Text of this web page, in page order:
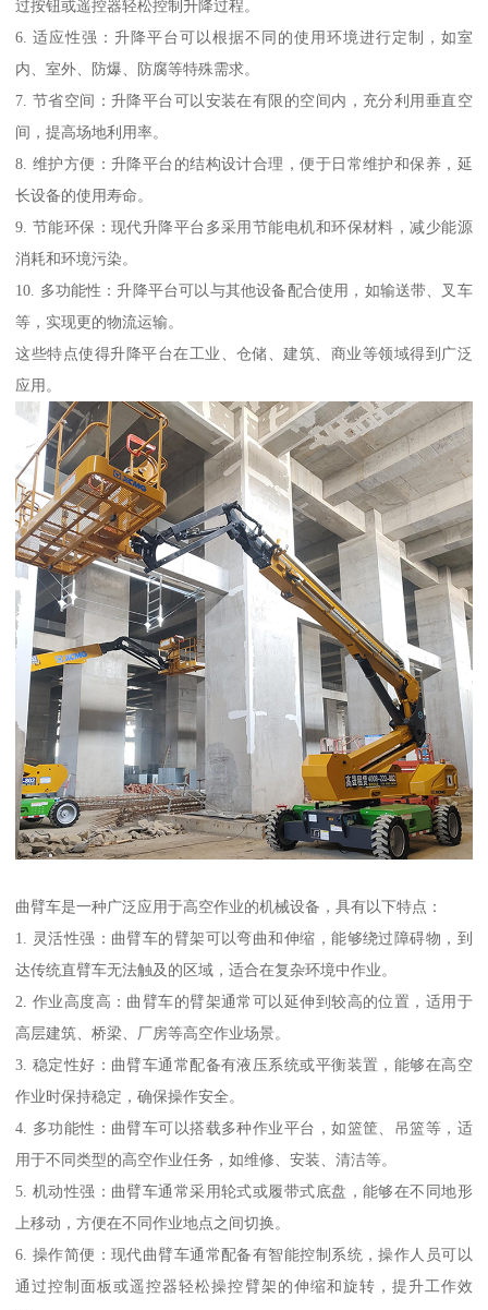
过按钮或遥控器轻松控制升降过程。
6. 适应性强：升降平台可以根据不同的使用环境进行定制，如室
内、室外、防爆、防腐等特殊需求。
7. 节省空间：升降平台可以安装在有限的空间内，充分利用垂直空
间，提高场地利用率。
8. 维护方便：升降平台的结构设计合理，便于日常维护和保养，延
长设备的使用寿命。
9. 节能环保：现代升降平台多采用节能电机和环保材料，减少能源
消耗和环境污染。
10. 多功能性：升降平台可以与其他设备配合使用，如输送带、叉车
等，实现更的物流运输。
这些特点使得升降平台在工业、仓储、建筑、商业等领域得到广泛
应用。
曲臂车是一种广泛应用于高空作业的机械设备，具有以下特点：
1. 灵活性强：曲臂车的臂架可以弯曲和伸缩，能够绕过障碍物，到
达传统直臂车无法触及的区域，适合在复杂环境中作业。
2. 作业高度高：曲臂车的臂架通常可以延伸到较高的位置，适用于
高层建筑、桥梁、厂房等高空作业场景。
3. 稳定性好：曲臂车通常配备有液压系统或平衡装置，能够在高空
作业时保持稳定，确保操作安全。
4. 多功能性：曲臂车可以搭载多种作业平台，如篮筐、吊篮等，适
用于不同类型的高空作业任务，如维修、安装、清洁等。
5. 机动性强：曲臂车通常采用轮式或履带式底盘，能够在不同地形
上移动，方便在不同作业地点之间切换。
6. 操作简便：现代曲臂车通常配备有智能控制系统，操作人员可以
通过控制面板或遥控器轻松操控臂架的伸缩和旋转，提升工作效